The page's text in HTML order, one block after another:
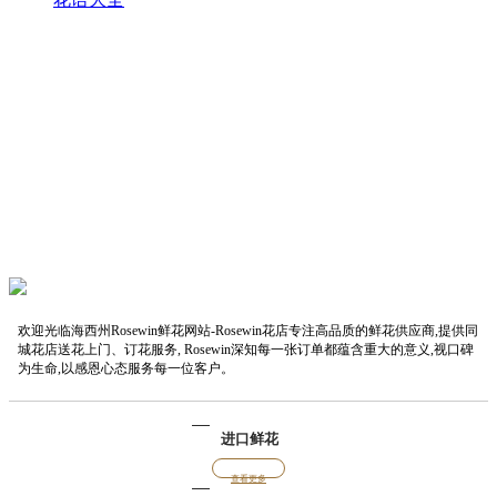
欢迎光临海西州Rosewin鲜花网站-Rosewin花店专注高品质的鲜花供应商,提供同
城花店送花上门、订花服务, Rosewin深知每一张订单都蕴含重大的意义,视口碑
为生命,以感恩心态服务每一位客户。
进口鲜花
查看更多